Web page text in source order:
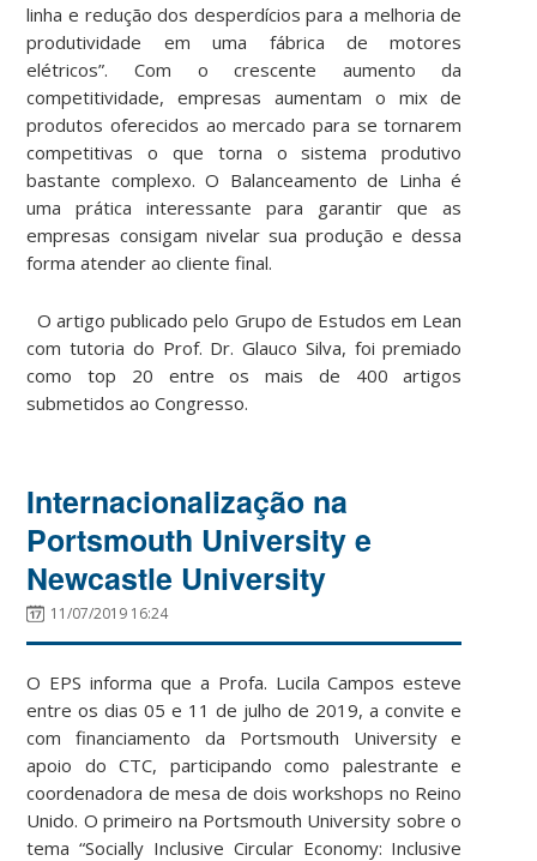
linha e redução dos desperdícios para a melhoria de
produtividade em uma fábrica de motores
elétricos”. Com o crescente aumento da
competitividade, empresas aumentam o mix de
produtos oferecidos ao mercado para se tornarem
competitivas o que torna o sistema produtivo
bastante complexo. O Balanceamento de Linha é
uma prática interessante para garantir que as
empresas consigam nivelar sua produção e dessa
forma atender ao cliente final.
O artigo publicado pelo Grupo de Estudos em Lean
com tutoria do Prof. Dr. Glauco Silva, foi premiado
como top 20 entre os mais de 400 artigos
submetidos ao Congresso.
Internacionalização na
Portsmouth University e
Newcastle University
11/07/2019 16:24
O EPS informa que a Profa. Lucila Campos esteve
entre os dias 05 e 11 de julho de 2019, a convite e
com financiamento da Portsmouth University e
apoio do CTC, participando como palestrante e
coordenadora de mesa de dois workshops no Reino
Unido. O primeiro na Portsmouth University sobre o
tema “Socially Inclusive Circular Economy: Inclusive